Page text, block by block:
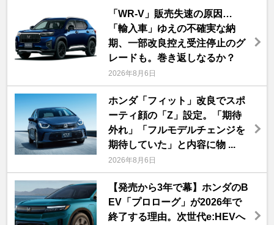
「WR-V」販売失速の原因…
「輸入車」ゆえの不確実な納
期、一部改良控え受注停止のグ
レードも。巻き返しなるか？
2026年8月6日
ホンダ「フィット」改良でスポ
ーティ顔の「Z」設定。「期待
外れ」「フルモデルチェンジを
期待していた」と内容に物 ...
2026年8月6日
【発売から3年で幕】ホンダのB
EV「プロローグ」が2026年で
終了する理由。次世代e:HEVへ